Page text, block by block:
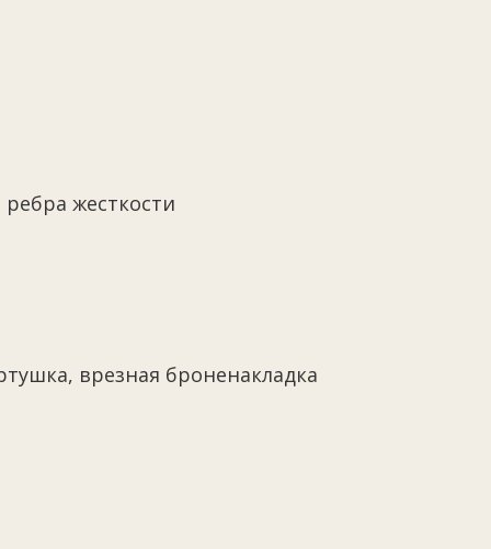
жесткости
врезная броненакладка